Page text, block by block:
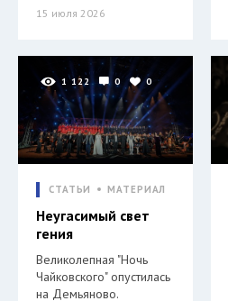
15 июля 2026
1 122 0 0
СТАТЬИ МАТЕРИАЛ
Неугасимый свет
гения
Великолепная "Ночь
Чайковского" опустилась
на Демьяново.